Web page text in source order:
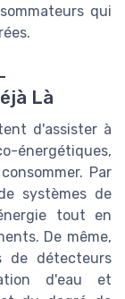
qui
Là
d'assister à
énergétiques,
Par
systèmes de
tout en
De même,
de détecteurs
d'eau et